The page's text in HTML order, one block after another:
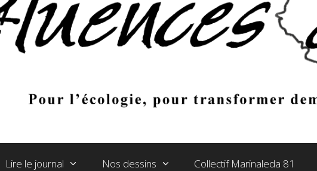
Lire le journal Nos dessins Collectif Marinaleda 81